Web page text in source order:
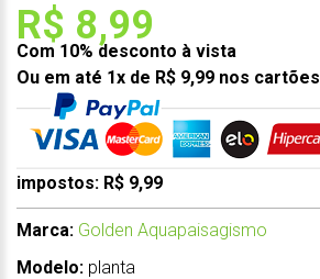
R$ 8,99
Com 10% desconto à vista
Ou em até 1x de R$ 9,99 nos cartões
impostos: R$ 9,99
Marca: Golden Aquapaisagismo
Modelo: planta